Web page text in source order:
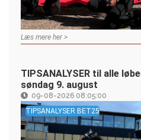
Læs mere her >
TIPSANALYSER til alle
søndag 9. august
09-08-2026 08:05:00
TIPSANALYSER BET25